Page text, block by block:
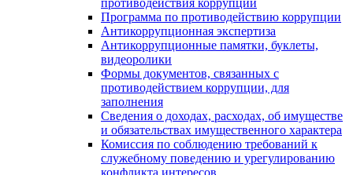
противодействия коррупции
Программа по противодействию коррупции
Антикоррупционная экспертиза
Антикоррупционные памятки, буклеты,
видеоролики
Формы документов, связанных с
противодействием коррупции, для
заполнения
Сведения о доходах, расходах, об имуществе
и обязательствах имущественного характера
Комиссия по соблюдению требований к
служебному поведению и урегулированию